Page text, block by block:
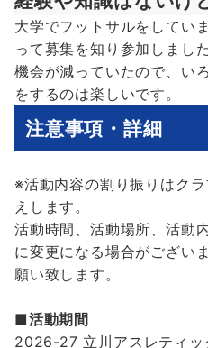
大学でフットサルをしてい
って募集を知り参加しまし
機会が減っていたので、い
をするのは楽しいです。
注意事項・詳細
※活動内容の割り振りはク
えします。
活動時間、活動場所、活動
に変更になる場合がござい
願い致します。
■活動期間
2026-27 立川アスレティッ